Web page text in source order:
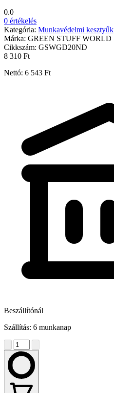
0.0
0 értékelés
Kategória: Munkavédelmi kesztyűk
Márka: GREEN STUFF WORLD
Cikkszám: GSWGD20ND
8 310 Ft
Nettó: 6 543 Ft
Beszállítónál
Szállítás: 6 munkanap